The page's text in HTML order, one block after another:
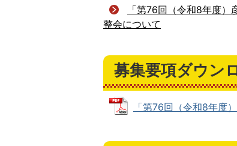
「第76回（令和8年度
整会について
募集要項ダウン
「第76回（令和8年度